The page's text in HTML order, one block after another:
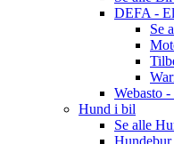
DEFA -
Se
Webasto
Hund i bil
Se alle
Hundebur